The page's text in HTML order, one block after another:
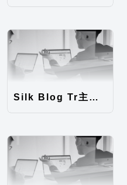
Silk Blog Tr主题汉化包